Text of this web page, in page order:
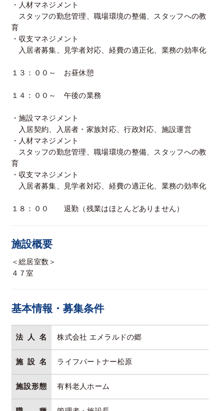
・人材マネジメント
スタッフの勤怠管理、職場環境の整備、スタッフへの教
育
・収支マネジメント
入居者募集、見学者対応、経費の適正化、業務の効率化
１３：００～ お昼休憩
１４：００～ 午後の業務
・施設マネジメント
入居契約、入居者・家族対応、行政対応、施設運営
・人材マネジメント
スタッフの勤怠管理、職場環境の整備、スタッフへの教
育
・収支マネジメント
入居者募集、見学者対応、経費の適正化、業務の効率化
１８：００ 退勤（残業はほとんどありません）
施設概要
＜総居室数＞
４７室
基本情報・募集条件
法人名 株式会社 エメラルドの郷
施設名 ライフパートナー松原
施設形態 有料老人ホーム